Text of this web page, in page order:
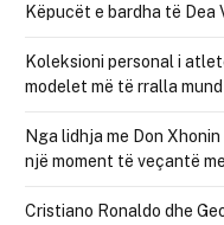
Këpucët e bardha të Dea
Koleksioni personal i
modelet më të rralla
Nga lidhja me Don
një moment të veçantë
Cristiano Ronaldo dhe